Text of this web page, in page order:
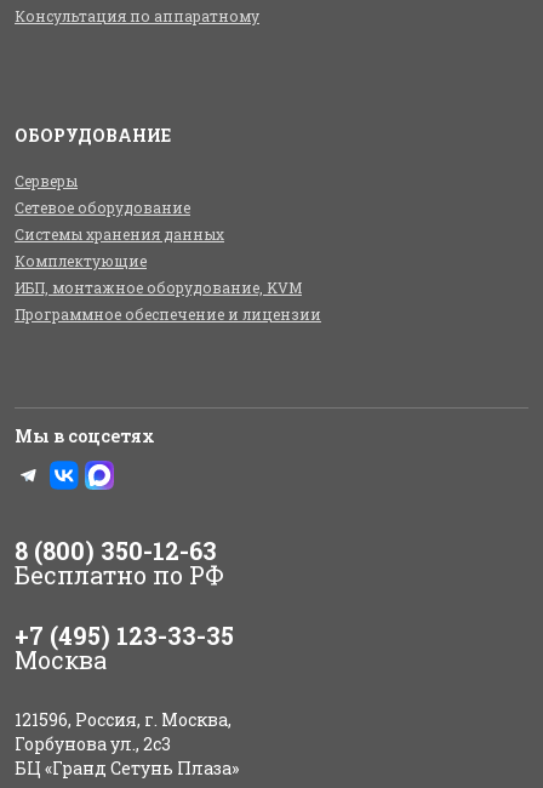
Консультация по аппаратному
ОБОРУДОВАНИЕ
Серверы
Сетевое оборудование
Системы хранения данных
Комплектующие
ИБП, монтажное оборудование, KVM
Программное обеспечение и лицензии
Мы в соцсетях
8 (800) 350-12-63
Бесплатно по РФ
+7 (495) 123-33-35
Москва
121596, Россия, г. Москва,
Горбунова ул., 2с3
БЦ «Гранд Сетунь Плаза»